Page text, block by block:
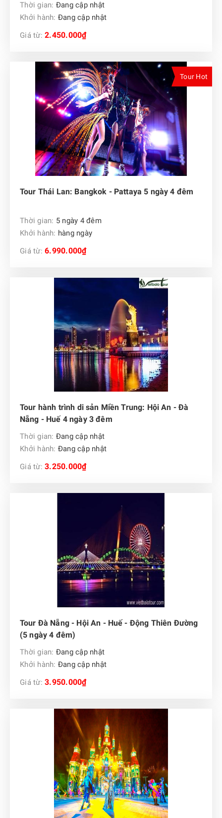
Thời gian: Đang cập nhật
Khởi hành: Đang cập nhật
Giá từ: 2.450.000₫
Tour Hot
Tour Thái Lan: Bangkok - Pattaya 5 ngày 4 đêm
Thời gian: 5 ngày 4 đêm
Khởi hành: hàng ngày
Giá từ: 6.990.000₫
Tour hành trình di sản Miền Trung: Hội An - Đà
Nẵng - Huế 4 ngày 3 đêm
Thời gian: Đang cập nhật
Khởi hành: Đang cập nhật
Giá từ: 3.250.000₫
Tour Đà Nẵng - Hội An - Huế - Động Thiên Đường
(5 ngày 4 đêm)
Thời gian: Đang cập nhật
Khởi hành: Đang cập nhật
Giá từ: 3.950.000₫